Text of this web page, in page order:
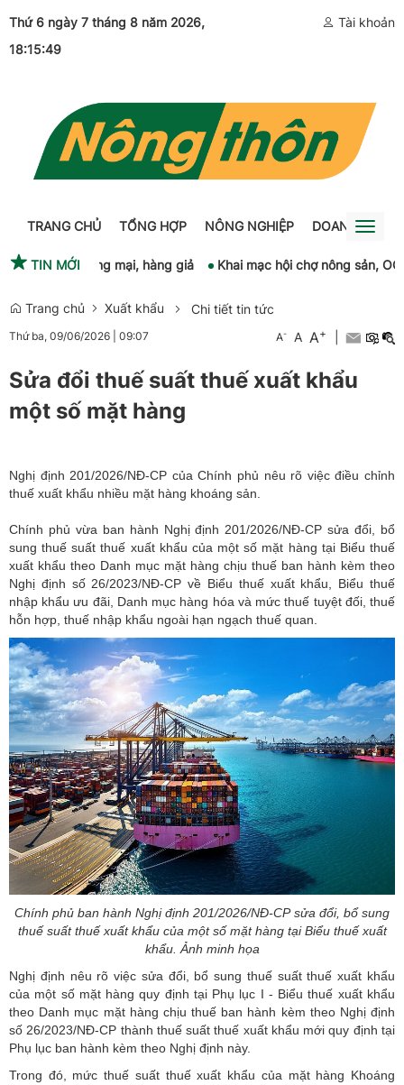
Thứ 6 ngày 7 tháng 8 năm 2026,
18:15:50
Tài khoản
TRANG CHỦ TỔNG HỢP NÔNG NGHIỆP DOANH Toggle
lận thương mại, hàng giả
Khai mạc hội chợ nông sản,
TIN MỚI
Trang chủ Xuất khẩu Chi tiết tin tức
Thứ ba, 09/06/2026 09:07 A- A A+
Sửa đổi thuế suất thuế xuất khẩu
một số mặt hàng
Nghị định 201/2026/NĐ-CP của Chính phủ nêu rõ việc điều chỉnh
thuế xuất khẩu nhiều mặt hàng khoáng sản.
Chính phủ vừa ban hành Nghị định 201/2026/NĐ-CР sửa đổi, bổ
sung thuế suất thuế xuất khẩu của một số mặt hàng tại Biểu thuế
xuất khẩu theo Danh mục mặt hàng chịu thuế ban hành kèm theo
Nghị định số 26/2023/NĐ-CP về Biểu thuế xuất khẩu , Biểu thuế
nhập khẩu ưu đãi, Danh mục hàng hóa và mức thuế tuyệt đối, thuế
hỗn hợp, thuế nhập khẩu ngoài hạn ngạch thuế quan.
Chính phủ ban hành Nghị định 201/2026/NĐ-CР sửa đổi, bổ sung
thuế suất thuế xuất khẩu của một số mặt hàng tại Biểu thuế xuất
khẩu. Ảnh minh họa
Nghị định nêu rõ việc sửa đổi, bổ sung thuế suất thuế xuất khẩu
của một số mặt hàng quy định tại Phụ lục I - Biểu thuế xuất khẩu
theo Danh mục mặt hàng chịu thuế ban hành kèm theo Nghị định
số 26/2023/NĐ-CP thành thuế suất thuế xuất khẩu mới quy định tại
Phụ lục ban hành kèm theo Nghị định này.
Trong đó, mức thuế suất thuế xuất khẩu của mặt hàng Khoáng